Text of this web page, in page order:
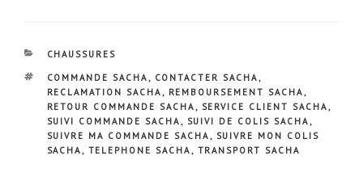
CATÉGORIES
CHAUSSURES
ÉTIQUETTES
COMMANDE SACHA, CONTACTER SACHA,
RECLAMATION SACHA, REMBOURSEMENT SACHA,
RETOUR COMMANDE SACHA, SERVICE CLIENT SACHA,
SUIVI COMMANDE SACHA, SUIVI DE COLIS SACHA,
SUIVRE MA COMMANDE SACHA, SUIVRE MON COLIS
SACHA, TELEPHONE SACHA, TRANSPORT SACHA